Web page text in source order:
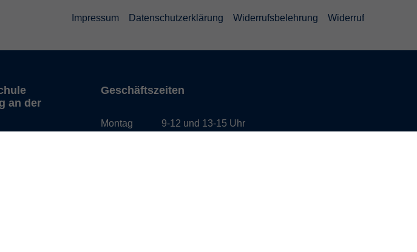
Impressum Datenschutzerklärung Widerrufsbelehrung Widerruf
an der
Geschäftszeiten
Montag 9-12 und 13-15 Uhr